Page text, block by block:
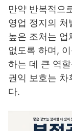
만약 반복적으
영업 정지의 처
높은 조처는 업
없도록 하며,
하는 데 큰 역
권익 보호는 차
다.